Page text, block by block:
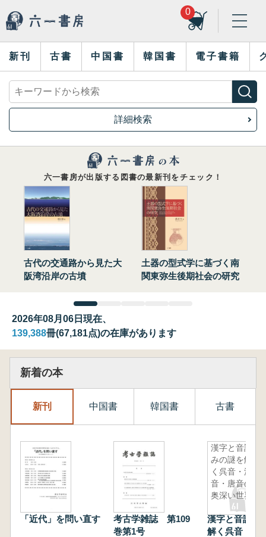
0
新刊 古書 中国書 韓国書 電子書籍
詳細検索
六一書房が出版する図書の最新刊をチェック！
古代の交通路から見た大
阪湾沿岸の古墳
土器の型式学に基づく南
関東弥生後期社会の研究
2026年08月06日現在、
139,388冊(67,181点)の在庫があります
新着の本
新刊 中国書 韓国書 古書
「近代」を問い直す
考古学雑誌 第109
巻第1号
漢字と音読
みの謎を解
く呉音・漢
音・唐音の
奥深い世界
漢字と音読み
解く呉音・漢